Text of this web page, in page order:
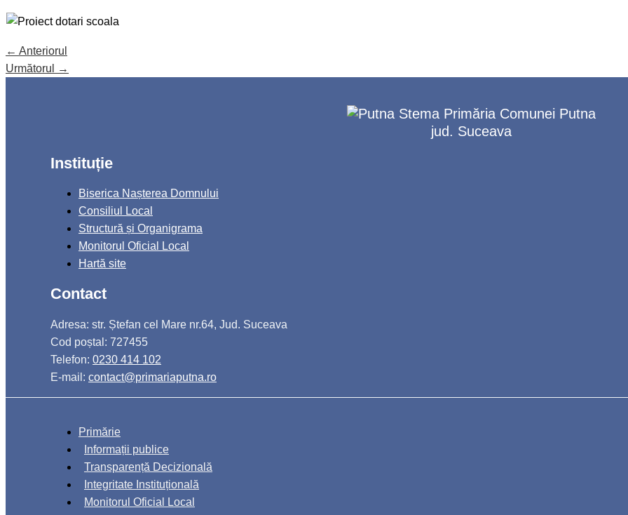
← Anteriorul
Următorul
→
Primăria Comunei Putna
jud. Suceava
Instituție
Biserica Nașterea Domnului
Consiliul Local
Structură și Organigrama
Monitorul Oficial Local
Hartă site
Contact
Adresa: str. Ștefan cel Mare nr.64, Jud. Suceava
Cod poștal: 727455
Telefon: 0230 414 102
E-mail: contact@primariaputna.ro
Primărie
Informații publice
Transparență Decizională
Integritate Instituțională
Monitorul Oficial Local